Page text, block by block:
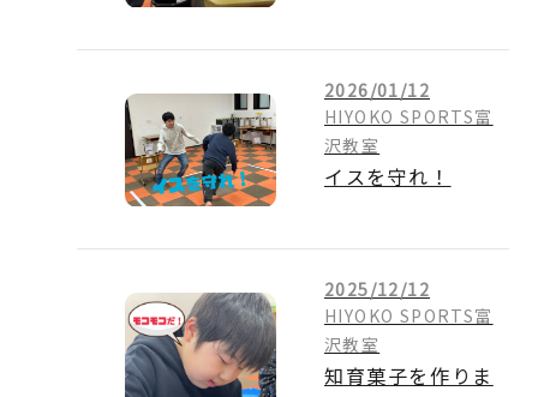
2026/01/12
HIYOKO SPORTS富
沢教室
イスを守れ！
2025/12/12
HIYOKO SPORTS富
沢教室
知育菓子を作りま